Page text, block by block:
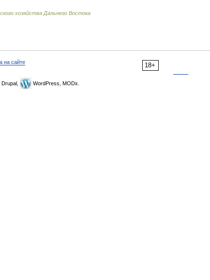
хозяйства Дальнего Востока
18+
на сайте
Drupal, WordPress, MODx.